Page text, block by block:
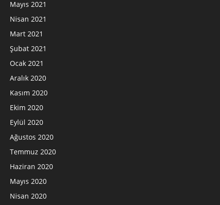
Mayıs 2021
Nisan 2021
Mart 2021
Şubat 2021
Ocak 2021
Aralık 2020
Kasım 2020
Ekim 2020
Eylül 2020
Ağustos 2020
Temmuz 2020
Haziran 2020
Mayıs 2020
Nisan 2020